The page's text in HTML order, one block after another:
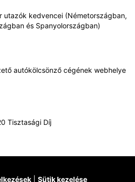
utazók kedvencei (Németországban,
és Spanyolországban)
autókölcsönző cégének webhelye
Tisztasági Díj
Sütik kezelése